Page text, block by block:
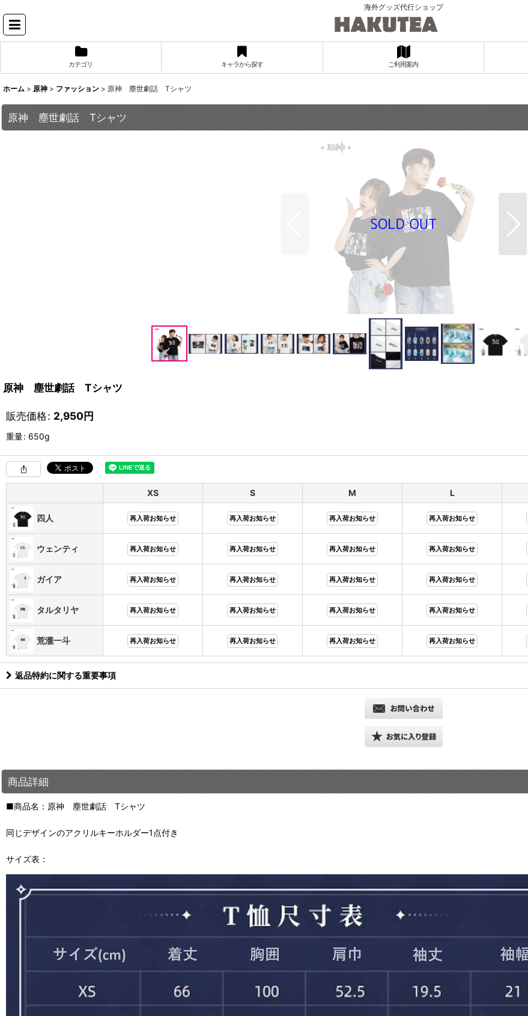
海外グッズ代行ショップ
カテゴリ キャラから探す ご利用案内
ホーム > 原神 > ファッション > 原神 塵世劇話 Tシャツ
原神 塵世劇話 Tシャツ
原神 塵世劇話 Tシャツ
販売価格: 2,950円
重量: 650g
XS S M L
四人 再入荷お知らせ 再入荷お知らせ 再入荷お知らせ 再入荷お知らせ
ウェンティ 再入荷お知らせ 再入荷お知らせ 再入荷お知らせ 再入荷お知らせ
ガイア 再入荷お知らせ 再入荷お知らせ 再入荷お知らせ 再入荷お知らせ
タルタリヤ 再入荷お知らせ 再入荷お知らせ 再入荷お知らせ 再入荷お知らせ
荒瀧一斗 再入荷お知らせ 再入荷お知らせ 再入荷お知らせ 再入荷お知らせ
返品特約に関する重要事項
商品詳細
■商品名：原神 塵世劇話 Tシャツ
同じデザインのアクリルキーホルダー1点付き
サイズ表：